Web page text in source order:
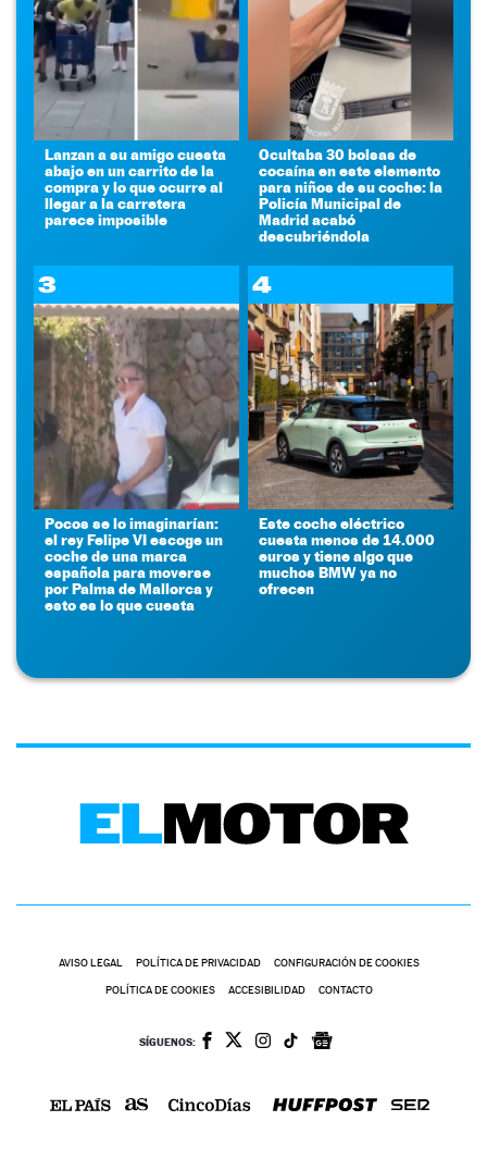
Lanzan a su amigo cuesta
abajo en un carrito de la
compra y lo que ocurre al
llegar a la carretera
parece imposible
Ocultaba 30 bolsas de
cocaína en este elemento
para niños de su coche: la
Policía Municipal de
Madrid acabó
descubriéndola
3
Pocos se lo imaginarían:
el rey Felipe VI escoge un
coche de una marca
española para moverse
por Palma de Mallorca y
esto es lo que cuesta
4
Este coche eléctrico
cuesta menos de 14.000
euros y tiene algo que
muchos BMW ya no
ofrecen
AVISO LEGAL POLÍTICA DE PRIVACIDAD CONFIGURACIÓN DE COOKIES
POLÍTICA DE COOKIES ACCESIBILIDAD CONTACTO
SÍGUENOS: